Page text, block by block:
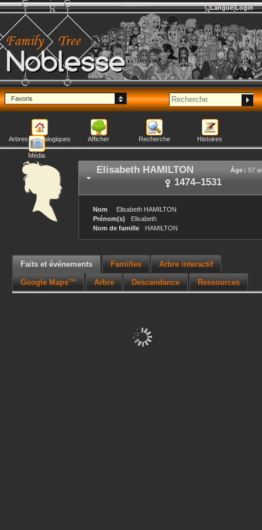
Noblesse
Langue Login
Favoris
Arbres généalogiques Afficher Recherche Histoires
Média
Elisabeth HAMILTON Âge : 57
1474–1531
Nom Elisabeth HAMILTON
Prénom(s)
Elisabeth
Nom de famille
HAMILTON
Faits et événements Familles Arbre interactif
Google Maps™ Arbre Descendance Ressources